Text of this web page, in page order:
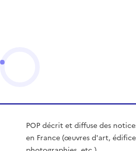
POP décrit et diffuse des
en France (œuvres d'art,